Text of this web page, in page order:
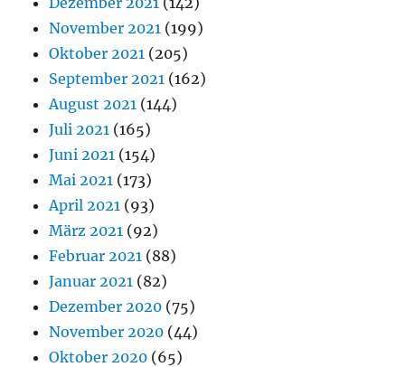
November 2021 (199)
Oktober 2021 (205)
September 2021 (162)
August 2021 (144)
Juli 2021 (165)
Juni 2021 (154)
Mai 2021 (173)
April 2021 (93)
März 2021 (92)
Februar 2021 (88)
Januar 2021 (82)
Dezember 2020 (75)
November 2020 (44)
Oktober 2020 (65)